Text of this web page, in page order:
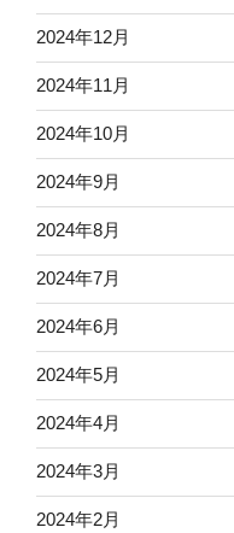
2024年12月
2024年11月
2024年10月
2024年9月
2024年8月
2024年7月
2024年6月
2024年5月
2024年4月
2024年3月
2024年2月